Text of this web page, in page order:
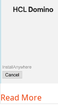
Read More